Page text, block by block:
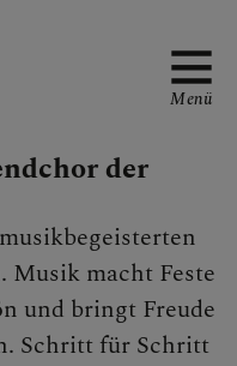
...
Menü
der
Musik macht Feste
und bringt Freude
Schritt für Schritt